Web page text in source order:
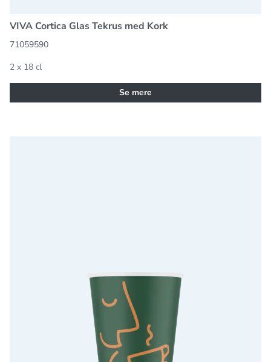
VIVA Cortica Glas Tekrus med Kork
71059590
2 x 18 cl
Se mere